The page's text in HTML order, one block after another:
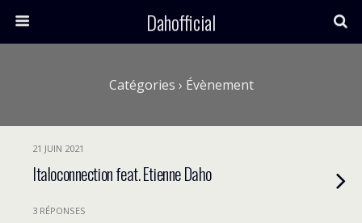
Dahofficial
Catégories › Évènement
21 JUIN 2021
Italoconnection feat. Etienne Daho
3 RÉPONSES